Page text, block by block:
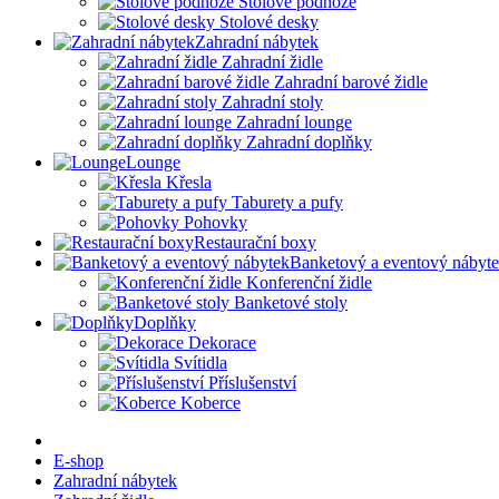
Stolové desky
Zahradní nábytek
Zahradní židle
Zahradní barové židle
Zahradní stoly
Zahradní lounge
Zahradní doplňky
Lounge
Křesla
Taburety a pufy
Pohovky
Restaurační boxy
Banketový a eventový
Konferenční židle
Banketové stoly
Doplňky
Dekorace
Svítidla
Příslušenství
Koberce
E-shop
Zahradní nábytek